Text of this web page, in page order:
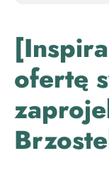
ofertę